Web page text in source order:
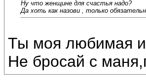
Ну что женщине для счастья надо?
Да хоть как назови , только
Ты моя любимая
Не бросай с